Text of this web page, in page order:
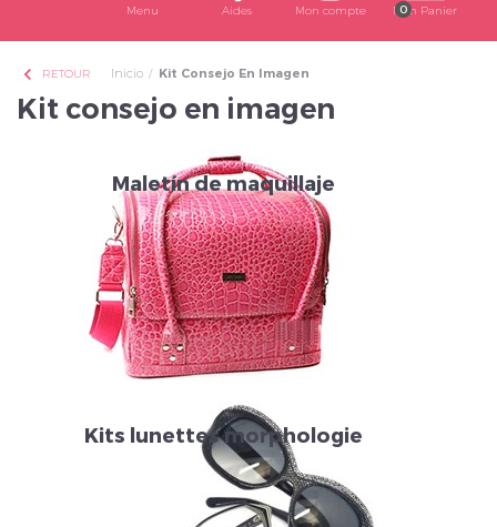
0
Mon Panier
Menu Mon compte
Veuillez réinitialiser votre mot de passe
Aides
chevron_left RETOUR Inicio Kit Consejo En Imagen
Kit consejo en imagen
Maletín de maquillaje
Kits lunettes morphologie